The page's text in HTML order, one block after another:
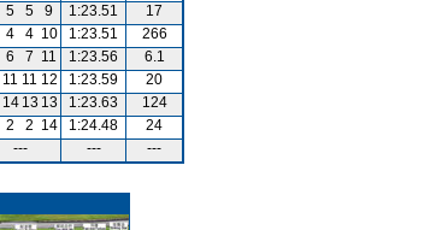
5 5 9 1:23.51
17
4 4 10 1:23.51
266
6 7 11 1:23.56
6.1
11 11 12 1:23.59
20
14 13 13 1:23.63
124
2 2 14 1:24.48
24
--- --- ---